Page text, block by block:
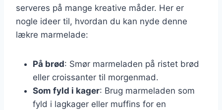
serveres på mange kreative måder. Her er
nogle ideer til, hvordan du kan nyde denne
lækre marmelade:
På brød: Smør marmeladen på ristet brød
eller croissanter til morgenmad.
Som fyld i kager: Brug marmeladen som
fyld i lagkager eller muffins for en